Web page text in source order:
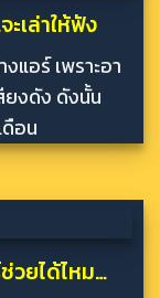
ะเล่าให้ฟัง
แอร์ เพราะอา
ยงดัง ดังนั้น
อน
วยได้ไหม…